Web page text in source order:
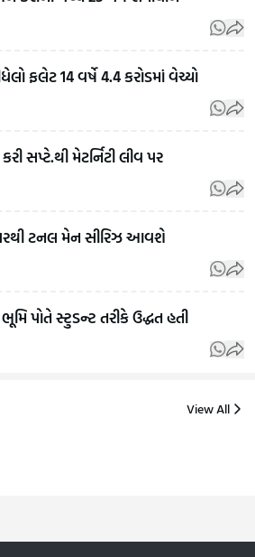
ફલેટ 14 વર્ષે 4.4 કરોડમાં વેચ્યો
સપ્ટે.થી મેટર્નિટી લીવ પર
પરથી ટનલ મેન સીરિઝ આવશે
જેન ઝીને ઉપદેશ આપતી ભૂમિ પોતે સ્ટુડન્ટ તરીકે ઉદ્ધત હતી
View All
લાગ્યો એ
ઓળખ
કેવી રીતે
કેમ
મળી
કરી